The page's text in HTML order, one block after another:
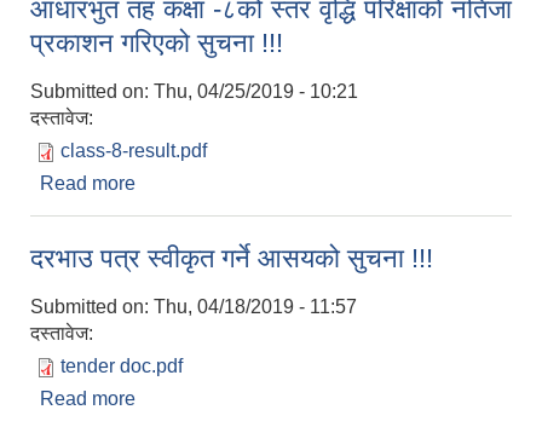
आधारभुत तह कक्षा -८को स्तर वृद्धि परिक्षाको नतिजा
प्रकाशन गरिएको सुचना !!!
Submitted on: Thu, 04/25/2019 - 10:21
दस्तावेज:
class-8-result.pdf
Read more
दरभाउ पत्र स्वीकृत गर्ने आसयको सुचना !!!
Submitted on: Thu, 04/18/2019 - 11:57
दस्तावेज:
tender doc.pdf
Read more